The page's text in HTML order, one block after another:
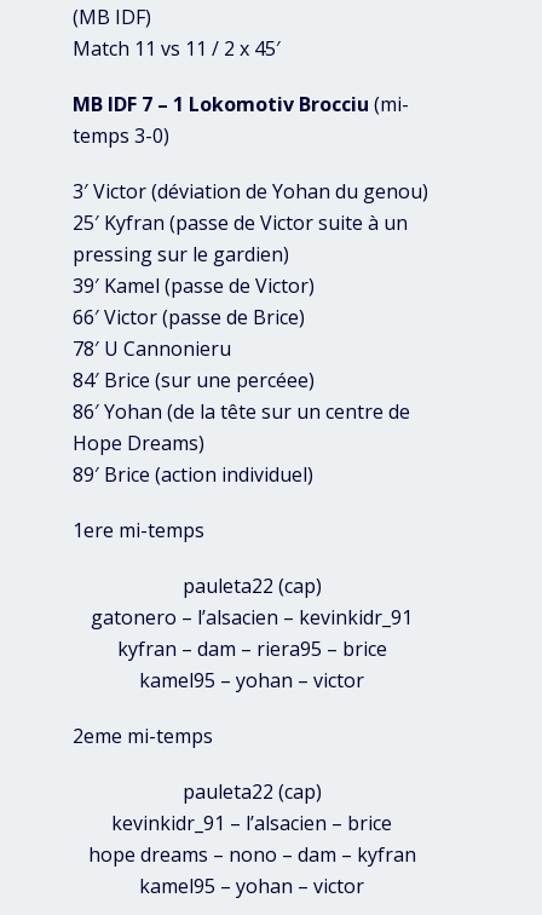
(MB IDF)
Match 11 vs 11 / 2 x 45′
MB IDF 7 – 1 Lokomotiv Brocciu (mi-
temps 3-0)
3′ Victor (déviation de Yohan du genou)
25′ Kyfran (passe de Victor suite à un
pressing sur le gardien)
39′ Kamel (passe de Victor)
66′ Victor (passe de Brice)
78′ U Cannonieru
84′ Brice (sur une percéee)
86′ Yohan (de la tête sur un centre de
Hope Dreams)
89′ Brice (action individuel)
1ere mi-temps
pauleta22 (cap)
gatonero – l’alsacien – kevinkidr_91
kyfran – dam – riera95 – brice
kamel95 – yohan – victor
2eme mi-temps
pauleta22 (cap)
kevinkidr_91 – l’alsacien – brice
hope dreams – nono – dam – kyfran
kamel95 – yohan – victor